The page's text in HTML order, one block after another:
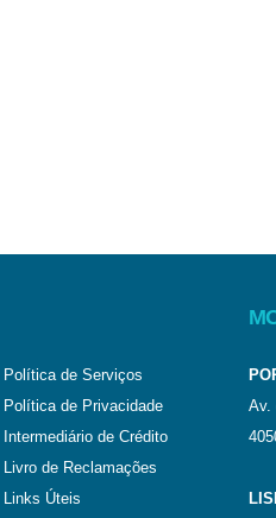
Política de Serviços
Política de Privacidade
Intermediário de Crédito
Livro de Reclamações
Links Úteis
Av.